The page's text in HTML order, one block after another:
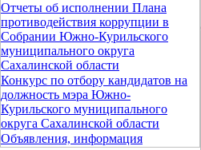
Отчеты об исполнении Плана
противодействия коррупции в
Собрании Южно-Курильского
муниципального округа
Сахалинской области
Конкурс по отбору кандидатов на
должность мэра Южно-
Курильского муниципального
округа Сахалинской области
Объявления, информация